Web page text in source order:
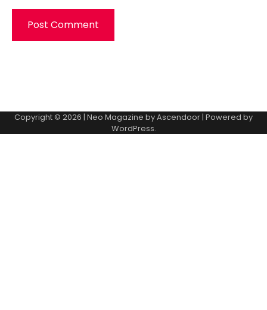
Copyright © 2026 | Neo Magazine byAscendoor| Powered by
WordPress.